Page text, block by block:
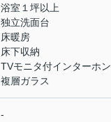
浴室１坪以上
独立洗面台
床暖房
床下収納
TVモニタ付インターホン
複層ガラス
-